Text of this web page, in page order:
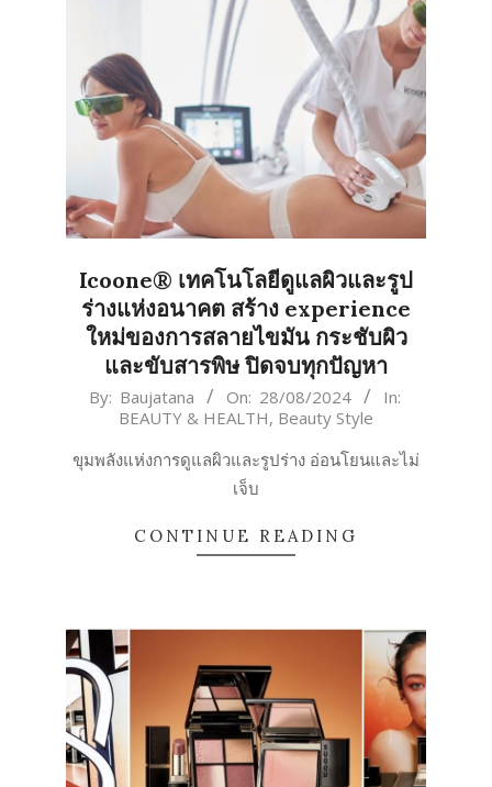
Icoone® เทคโนโลยีดูแลผิวและรูป
ร่างแห่งอนาคต สร้าง experience
ใหม่ของการสลายไขมัน กระชับผิว
และขับสารพิษ ปิดจบทุกปัญหา
2024-
By: Baujatana On: 28/08/2024
In:
BEAUTY & HEALTH, Beauty Style
ขุมพลังแห่งการดูแลผิวและรูปร่าง อ่อนโยนและไม่
เจ็บ
CONTINUE READING